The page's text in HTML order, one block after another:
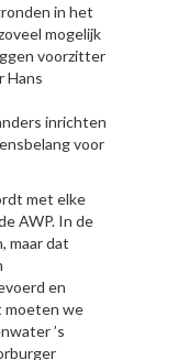
in het
mogelijk
voorzitter
Hans
inrichten
voor
met elke
AWP. In de
maar dat
en
moeten we
’s